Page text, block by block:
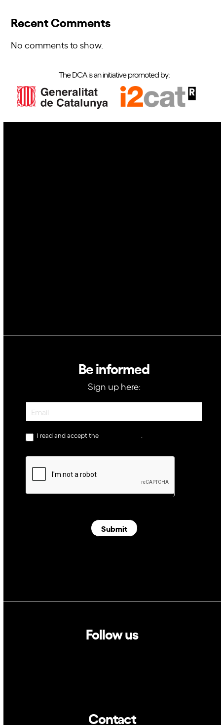
Recent Comments
No comments to show.
The DCA is an initiative promoted by:
Be informed
Sign up here:
Newsletter
I read and accept the
Submit
Follow us
Contact